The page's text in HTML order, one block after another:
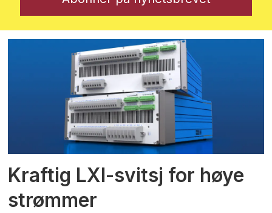
Kraftig LXI-svitsj for høye
strømmer